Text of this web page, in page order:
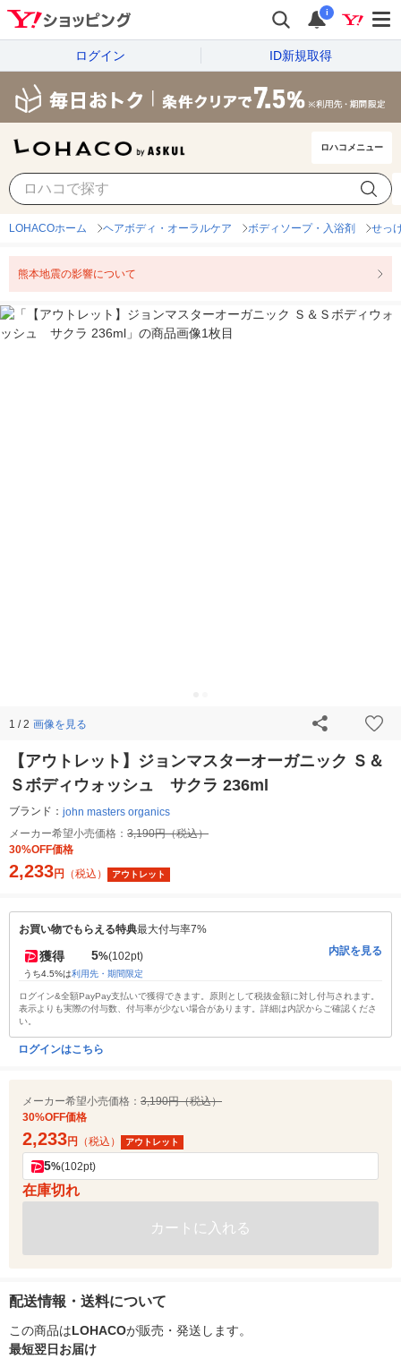
i
ログイン ID新規取得
ロハコメニュー
LOHACOホーム ヘアボディ・オーラルケア ボディソープ・入浴剤 せっ
熊本地震の影響について
1 / 2 画像を見る
【アウトレット】ジョンマスターオーガニック Ｓ＆
Ｓボディウォッシュ サクラ 236ml
ブランド： john masters organics
メーカー希望小売価格： 3,190円（税込）
30%OFF価格
2,233円 （税込） アウトレット
お買い物でもらえる特典最大付与率7%
獲得 5%(102pt)
うち4.5%は利用先・期間限定
内訳を見る
ログイン&全額PayPay支払いで獲得できます。原則として税抜金額に対し付与されます。
表示よりも実際の付与数、付与率が少ない場合があります。詳細は内訳からご確認くださ
い。
ログインはこちら
メーカー希望小売価格： 3,190円（税込）
30%OFF価格
2,233円 （税込） アウトレット
5%(102pt)
在庫切れ
カートに入れる
配送情報・送料について
この商品はLOHACOが販売・発送します。
最短翌日お届け